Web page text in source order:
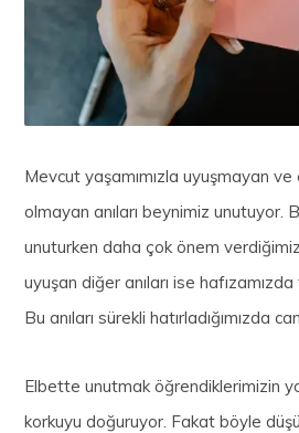
Mevcut yaşamımızla uyuşmayan
olmayan anıları beynimiz unutuyor.
unuturken daha çok önem
uyuşan diğer anıları ise
Bu anıları sürekli hatırladığımızda
Elbette unutmak öğrendiklerimizin
korkuyu doğuruyor. Fakat böyle